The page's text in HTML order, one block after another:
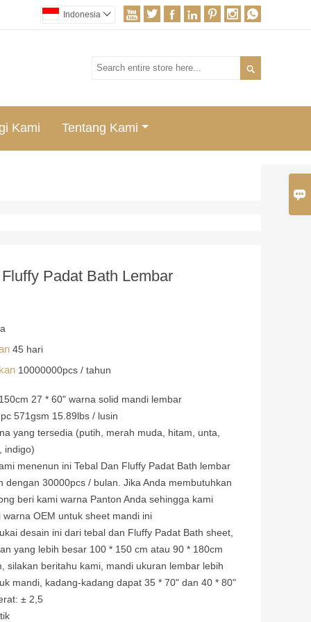

      
Indonesia 

Kami Tentang Kami
Padat Bath Lembar
45 hari
10000000pcs / tahun
27 * 60" warna solid mandi lembar
571gsm 15.89lbs / lusin
yang tersedia (putih, merah muda, hitam, unta,
indigo)
menenun ini Tebal Dan Fluffy Padat Bath lembar
dengan 30000pcs / bulan. Jika Anda membutuhkan
beri kami warna Panton Anda sehingga kami
OEM untuk sheet mandi ini
desain ini dari tebal dan Fluffy Padat Bath sheet,
yang lebih besar 100 * 150 cm atau 90 * 180cm
silakan beritahu kami, mandi ukuran lembar lebih
mandi, kadang-kadang dapat 35 * 70" dan 40 * 80"
± 2,5